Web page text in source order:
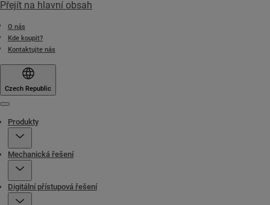
Přejít na hlavní obsah
O nás
Kde koupit?
Kontaktujte nás
Czech Republic
Produkty
Mechanická řešení
Digitální přístupová řešení